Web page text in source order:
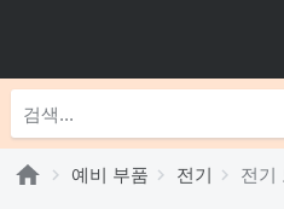
예비 부품 전기 전기